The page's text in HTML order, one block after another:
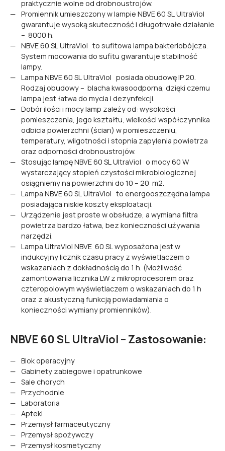
praktycznie wolne od drobnoustrojów.
Promiennik umieszczony w lampie NBVE 60 SL UltraViol
gwarantuje wysoką skuteczność i długotrwałe działanie
– 8000 h.
NBVE 60 SL UltraViol to sufitowa lampa bakteriobójcza.
System mocowania do sufitu gwarantuje stabilność
lampy.
Lampa NBVE 60 SL UltraViol posiada obudowę IP 20.
Rodzaj obudowy – blacha kwasoodporna, dzięki czemu
lampa jest łatwa do mycia i dezynfekcji.
Dobór ilości i mocy lamp zależy od: wysokości
pomieszczenia, jego kształtu, wielkości współczynnika
odbicia powierzchni (ścian) w pomieszczeniu,
temperatury, wilgotności i stopnia zapylenia powietrza
oraz odporności drobnoustrojów.
Stosując lampę NBVE 60 SL UltraViol o mocy 60 W
wystarczający stopień czystości mikrobiologicznej
osiągniemy na powierzchni do 10 – 20 m2.
Lampa NBVE 60 SL UltraViol to energooszczędna lampa
posiadająca niskie koszty eksploatacji.
Urządzenie jest proste w obsłudze, a wymiana filtra
powietrza bardzo łatwa, bez konieczności używania
narzędzi.
Lampa UltraViol NBVE 60 SL wyposażona jest w
indukcyjny licznik czasu pracy z wyświetlaczem o
wskazaniach z dokładnością do 1 h. (Możliwość
zamontowania licznika LW z mikroprocesorem oraz
czteropolowym wyświetlaczem o wskazaniach do 1 h
oraz z akustyczną funkcją powiadamiania o
konieczności wymiany promienników).
NBVE 60 SL UltraViol – Zastosowanie:
Blok operacyjny
Gabinety zabiegowe i opatrunkowe
Sale chorych
Przychodnie
Laboratoria
Apteki
Przemysł farmaceutyczny
Przemysł spożywczy
Przemysł kosmetyczny